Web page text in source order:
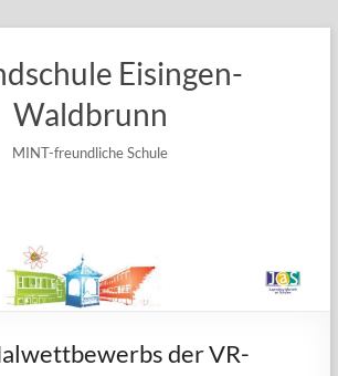
Eisingen-
Waldbrunn
MINT-freundliche Schule
der VR-